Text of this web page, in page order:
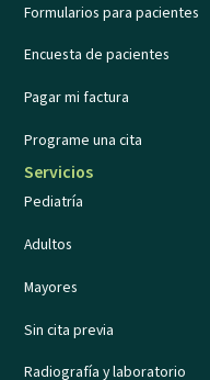
Formularios para pacientes
Encuesta de pacientes
Pagar mi factura
Programe una cita
Servicios
Pediatría
Adultos
Mayores
Sin cita previa
Radiografía y laboratorio